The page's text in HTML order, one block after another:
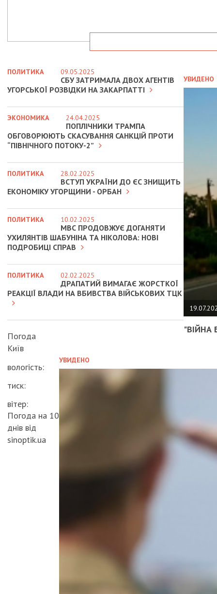
УВИДЕНО
"ВІЙНА
УВИДЕНО
ПОЛИТИКА 09.05.2025
СБУ ЗАТРИМАЛА ДВОХ АГЕНТІВ
УГОРСЬКОЇ РОЗВІДКИ НА ЗАКАРПАТТІ
ЭКОНОМИКА 24.04.2025
ПОПЛІЧНИКИ ТРАМПА
ОБГОВОРЮЮТЬ СКАСУВАННЯ САНКЦІЙ ПРОТИ
“ПІВНІЧНОГО ПОТОКУ-2”
ПОЛИТИКА 28.02.2025
ВСТУП УКРАЇНИ ДО ЄС ЗНИЩИТЬ
ЕКОНОМІКУ УГОРЩИНИ - ОРБАН
ПОЛИТИКА 10.02.2025
МВС ПРОДОВЖУЄ ДОГАНЯТИ
УХИЛЯНТІВ ШАБУНІНА ТА НІКОЛОВА: НОВІ
ПОДРОБИЦІ СПРАВ
ПОЛИТИКА 02.02.2025
ДРАПАТИЙ ВИМАГАЄ ЖОРСТКОЇ
РЕАКЦІЇ ВЛАДИ НА ВБИВСТВА ВІЙСЬКОВИХ ТЦК
Погода
Київ
вологість:
тиск:
вітер:
Погода на 10
днів від
sinoptik.ua